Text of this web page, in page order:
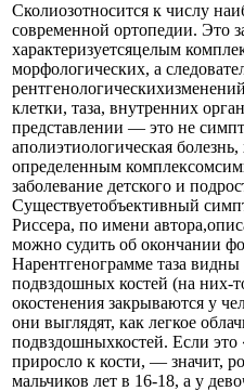
Сколиозотносится к числу
современной ортопедии. Это
характеризуетсяцелым
морфологических, а
клетки, таза, внутренних
представлении — это не
аполиэтиологическая
определенным
заболевание детского и
Существуетобъективный
Риссера, по имени
можно судить об окончании
Нарентгенограмме таза
подвздошных костей (на них-
окостенения закрываются у
они выглядят, как легкое
подвздошныхкостей. Если это
приросло к кости, — значит,
мальчиков лет в 16-18, а у